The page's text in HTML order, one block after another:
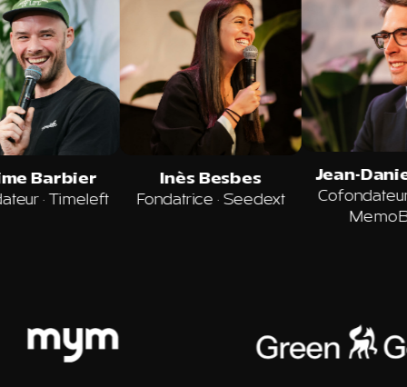
Stanislas Maximin
Fondateur·Latitude
Maxime Barbier
Cofondateur·Timeleft